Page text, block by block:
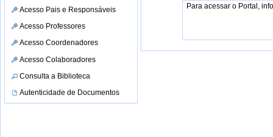
Acesso Pais e Responsáveis
Acesso Professores
Acesso Coordenadores
Acesso Colaboradores
Consulta a Biblioteca
Autenticidade de Documentos
Para acessar o Portal,